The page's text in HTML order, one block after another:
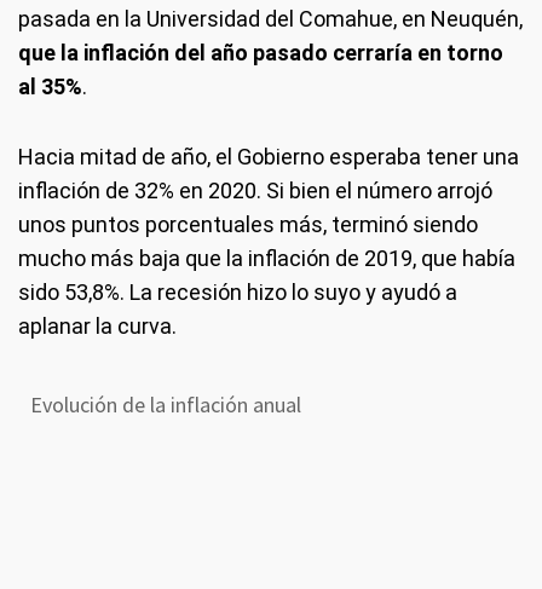
pasada en la Universidad del Comahue, en Neuquén,
que la inflación del año pasado cerraría en torno
al 35%.
Hacia mitad de año, el Gobierno esperaba tener una
inflación de 32% en 2020. Si bien el número arrojó
unos puntos porcentuales más, terminó siendo
mucho más baja que la inflación de 2019, que había
sido 53,8%. La recesión hizo lo suyo y ayudó a
aplanar la curva.